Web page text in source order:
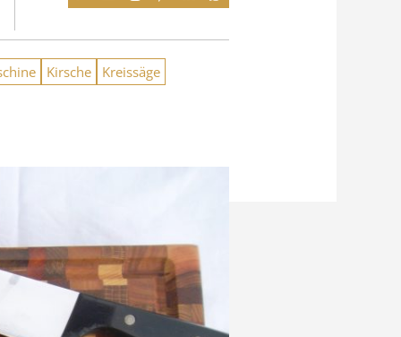
Kirsche Kreissäge